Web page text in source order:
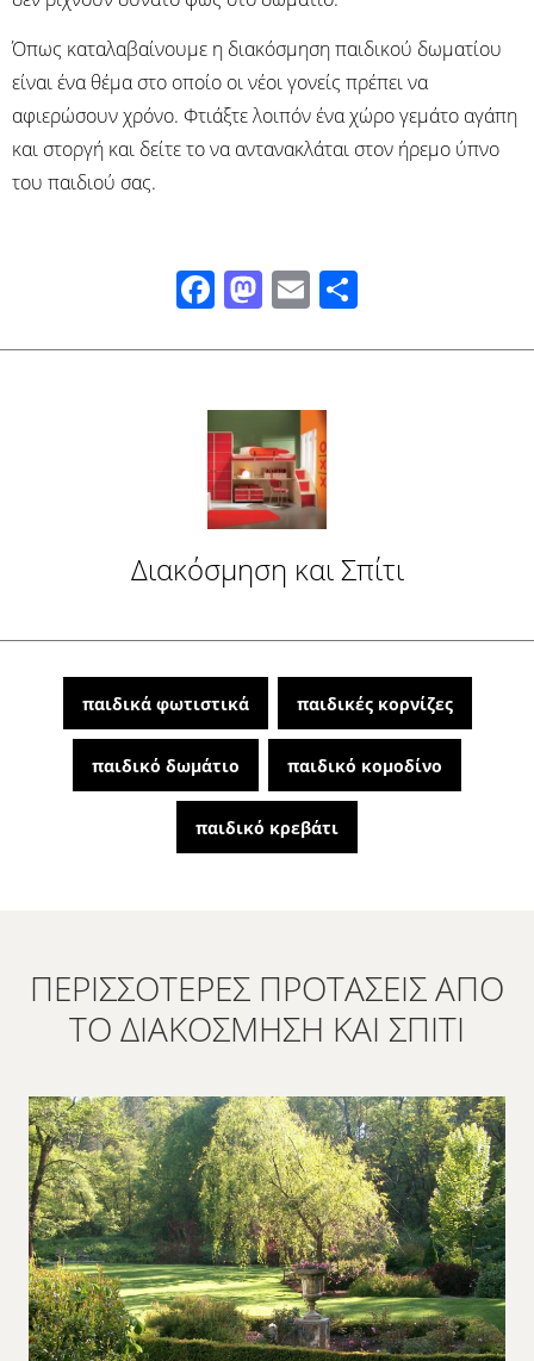
Όπως καταλαβαίνουμε η διακόσμηση παιδικού δωματίου
είναι ένα θέμα στο οποίο οι νέοι γονείς πρέπει να
αφιερώσουν χρόνο. Φτιάξτε λοιπόν ένα χώρο γεμάτο αγάπη
και στοργή και δείτε το να αντανακλάται στον ήρεμο ύπνο
του παιδιού σας.
Facebook
Mastodon
Email
Διακόσμηση και Σπίτι
παιδικά φωτιστικά παιδικές κορνίζες
παιδικό δωμάτιο παιδικό κομοδίνο
παιδικό κρεβάτι
ΠΕΡΙΣΣΌΤΕΡΕΣ ΠΡΟΤΆΣΕΙΣ ΑΠΌ
ΤΟ ΔΙΑΚΌΣΜΗΣΗ ΚΑΙ ΣΠΊΤΙ